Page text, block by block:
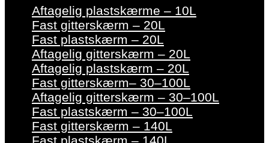
Aftagelig plastskærme – 10L
Fast gitterskærm – 20L
Fast plastskærm – 20L
Aftagelig gitterskærm – 20L
Aftagelig plastskærm – 20L
Fast gitterskærm– 30–100L
Aftagelig gitterskærm – 30–100L
Fast plastskærm – 30–100L
Fast gitterskærm – 140L